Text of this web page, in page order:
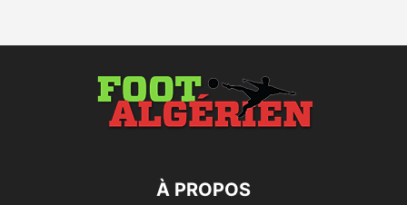
À PROPOS